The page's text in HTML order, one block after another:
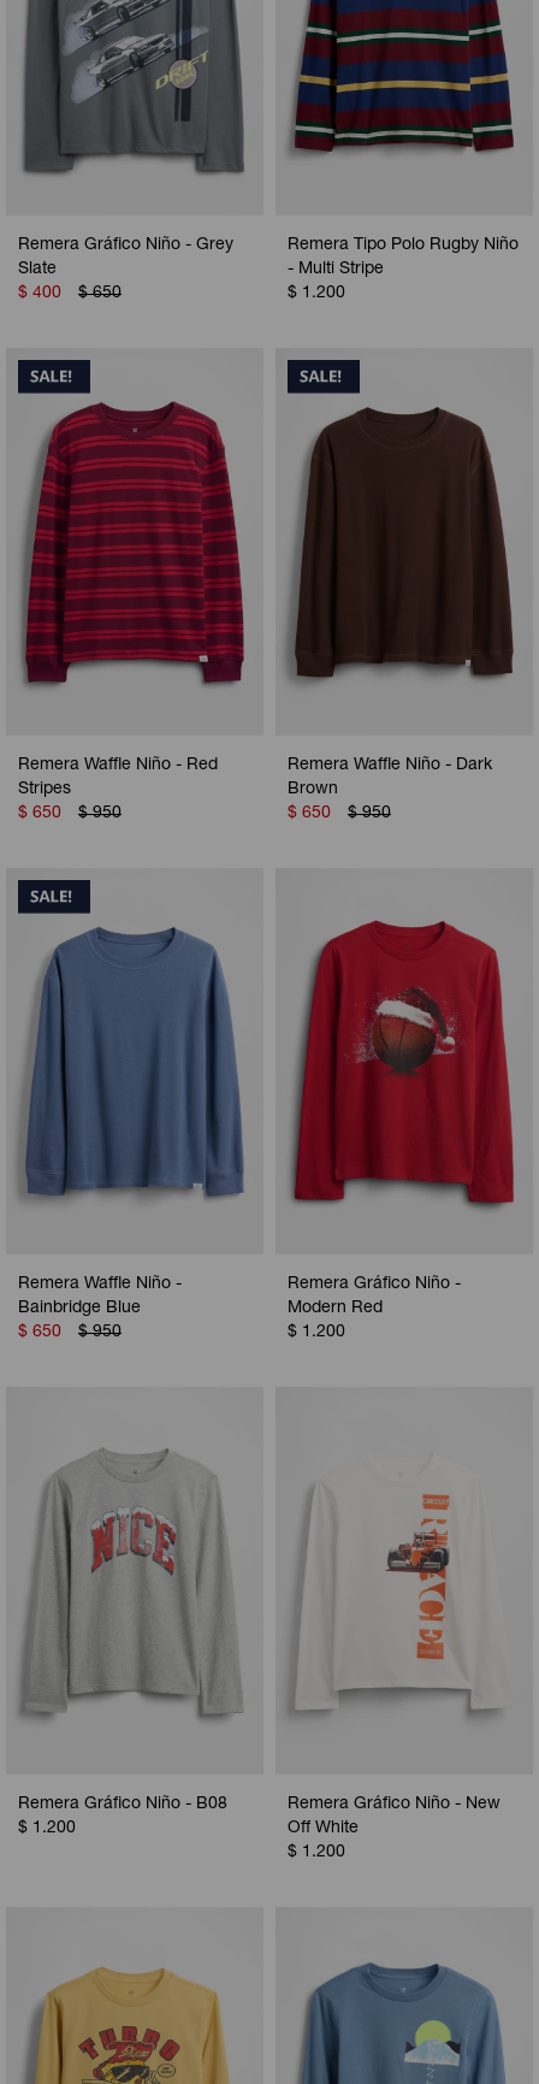
Remera Gráfico Niño - Grey
Slate
$ 400 $ 650
Remera Tipo Polo Rugby Niño
- Multi Stripe
$ 1.200
Remera Waffle Niño - Red
Stripes
$ 650 $ 950
Remera Waffle Niño - Dark
Brown
$ 650 $ 950
Remera Waffle Niño -
Bainbridge Blue
$ 650 $ 950
Remera Gráfico Niño -
Modern Red
$ 1.200
Remera Gráfico Niño - B08
$ 1.200
Remera Gráfico Niño - New
Off White
$ 1.200